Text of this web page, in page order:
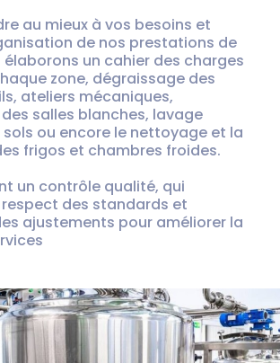
au mieux à vos besoins et
de nos prestations de
élaborons un cahier des charges
zone, dégraissage des
ateliers mécaniques,
salles blanches, lavage
ou encore le nettoyage et la
frigos et chambres froides.
un contrôle qualité, qui
des standards et
ajustements pour améliorer la